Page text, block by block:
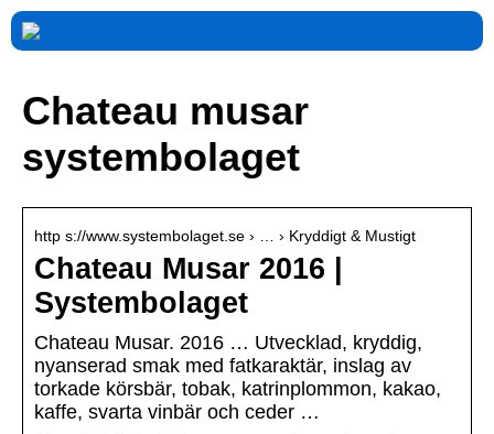
Chateau musar
systembolaget
http s://www.systembolaget.se › … › Kryddigt & Mustigt
Chateau Musar 2016 |
Systembolaget
Chateau Musar. 2016 … Utvecklad, kryddig,
nyanserad smak med fatkaraktär, inslag av
torkade körsbär, tobak, katrinplommon, kakao,
kaffe, svarta vinbär och ceder …